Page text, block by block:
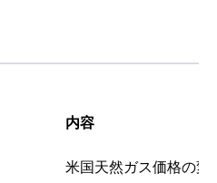
内容
米国天然ガス価格の変